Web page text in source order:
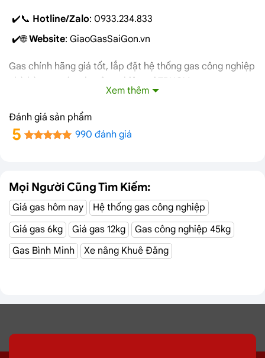
📞 Hotline/Zalo: 0933.234.833
🌐Website: GiaoGasSaiGon.vn
Gas chính hãng giá tốt, lắp đặt hệ thống gas công nghiệp
nhà hàng uy tín, chuyên nghiệp tại TPHCM.
ưu đãi hấp dẫn!
Xem thêm
Đánh giá sản phẩm
5 990 đánh giá
Mọi Người Cũng Tìm Kiếm:
Giá gas hôm nay
Hệ thống gas công nghiệp
Giá gas 6kg
Giá gas 12kg
Gas công nghiệp 45kg
Gas Bình Minh
Xe nâng Khuê Đăng